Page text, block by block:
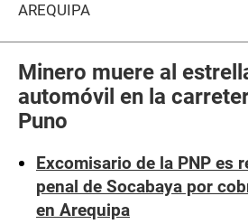
AREQUIPA
Minero muere al
automóvil en la
Puno
Excomisario de la PNP es
penal de Socabaya por
en Arequipa